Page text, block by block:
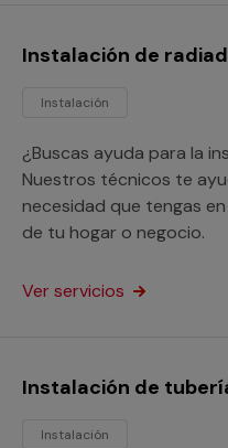
Instalación de
Instalación
¿Buscas ayuda para la
Nuestros técnicos te
necesidad que tengas
de tu hogar o negocio.
Ver servicios
Instalación de
Instalación